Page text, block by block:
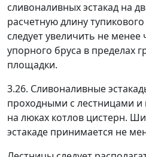
сливоналивных эстакад на
расчетную длину
следует увеличить не
упорного бруса в пределах
площадки.
3.26. Сливоналивные
проходными с лестницами и
на люках котлов цистерн.
эстакаде принимается не